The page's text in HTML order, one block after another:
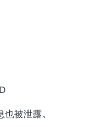
被泄露。